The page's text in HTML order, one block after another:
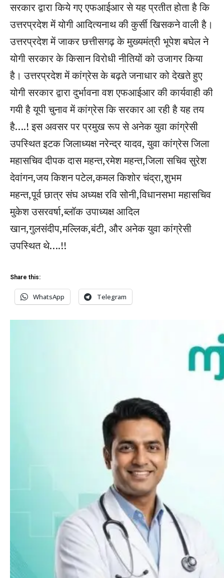
सरकार द्वारा किये गए एफआईआर से यह प्रतीत होता है कि
उत्तरप्रदेश में योगी आदित्यनाथ की कुर्सी खिसकने वाली है।
उत्तरप्रदेश में जाकर छत्तीसगढ़ के मुख्यमंत्री भूपेश बघेल ने
योगी सरकार के किसान विरोधी नीतियों को उजागर किया
है। उत्तरप्रदेश में कांग्रेस के बढ़ते जनाधार को देखते हुए
योगी सरकार द्वारा दुर्भावना वश एफआईआर की कार्यवाही की
गयी है यूपी चुनाव में कांग्रेस कि सरकार आ रही है यह तय
है….! इस अवसर पर प्रमुख रूप से अनेक युवा कांग्रेसी
उपस्थित इटक जिलाध्यक्ष नरेन्द्र यादव, युवा कांग्रेस जिला
महासचिव दीपक दास महन्त,रमेश महन्त,जिला सचिव सुरेश
देवांगन,जय किशन पटेल,कमल किशोर चंद्रा,शुभम
महन्त,पूर्व छात्र संघ अध्यक्ष रवि सोनी,विधानसभा महासचिव
मुकेश उसरवर्षा,ब्लॉक उपाध्यक्ष आदिल
खान,गुलसंदीप,मल्लिक,बंटी, और अनेक युवा कांग्रेसी
उपस्थित थे….!!
Share this:
WhatsApp Telegram